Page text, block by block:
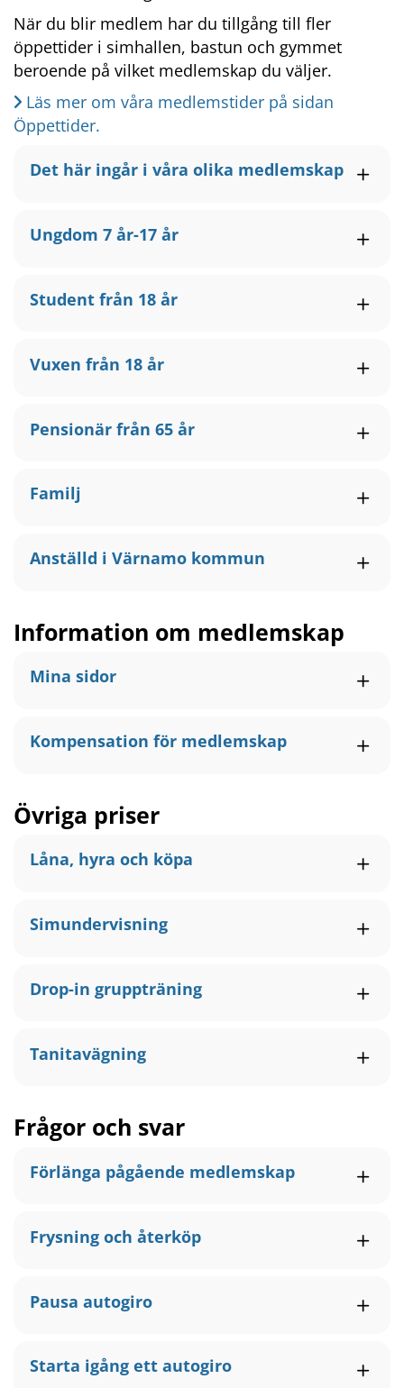
När du blir medlem har du tillgång till fler
öppettider i simhallen, bastun och gymmet
beroende på vilket medlemskap du väljer.
Läs mer om våra medlemstider på sidan
Öppettider.
Det här ingår i våra olika medlemskap
Ungdom 7 år-17 år
Student från 18 år
Vuxen från 18 år
Pensionär från 65 år
Familj
Anställd i Värnamo kommun
Information om medlemskap
Mina sidor
Kompensation för medlemskap
Övriga priser
Låna, hyra och köpa
Simundervisning
Drop-in gruppträning
Tanitavägning
Frågor och svar
Förlänga pågående medlemskap
Frysning och återköp
Pausa autogiro
Starta igång ett autogiro